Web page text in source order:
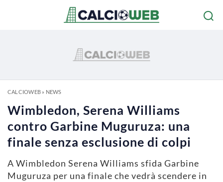
CALCIOWEB» NEWS
Wimbledon, Serena Williams
contro Garbine Muguruza: una
finale senza esclusione di colpi
A Wimbledon Serena Williams sfida Garbine
Muguruza per una finale che vedrà scendere in